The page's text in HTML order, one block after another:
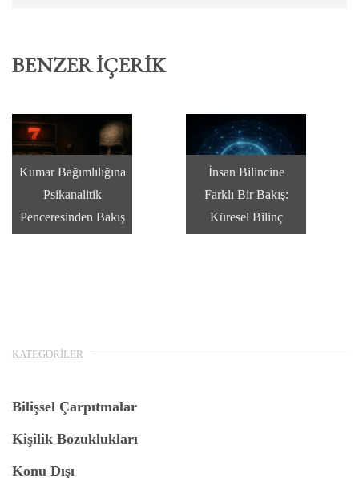
BENZER İÇERIK
Kumar Bağımlılığına
Psikanalitik
Penceresinden Bakış
İnsan Bilincine
Farklı Bir Bakış:
Küresel Bilinç
KATEGORILER
Bilişsel Çarpıtmalar
Kişilik Bozuklukları
Konu Dışı